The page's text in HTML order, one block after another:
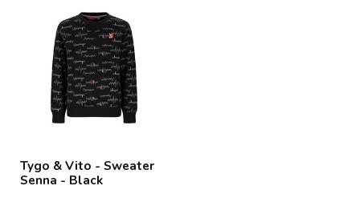
Tygo & Vito - Sweater
Senna - Black